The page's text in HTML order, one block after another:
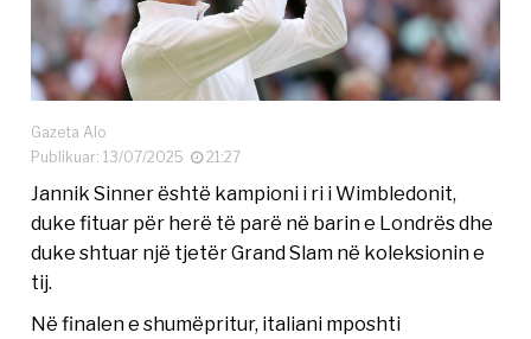
Gazeta Alo
Publikuar: 13/07/2025
21:27
Jannik Sinner është kampioni i ri i Wimbledonit,
duke fituar për herë të parë në barin e Londrës dhe
duke shtuar një tjetër Grand Slam në koleksionin e
tij.
Në finalen e shumëpritur, italiani mposhti